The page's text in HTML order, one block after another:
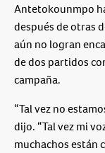
Antetokounmpo
después de otras
aún no logran
de dos partidos
campaña.
“Tal vez no
dijo. “Tal vez mi
muchachos están